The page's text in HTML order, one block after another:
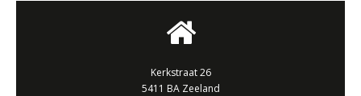
Kerkstraat 26
5411 BA Zeeland